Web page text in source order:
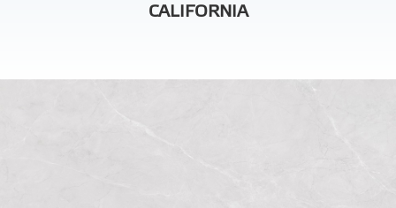
CALIFORNIA